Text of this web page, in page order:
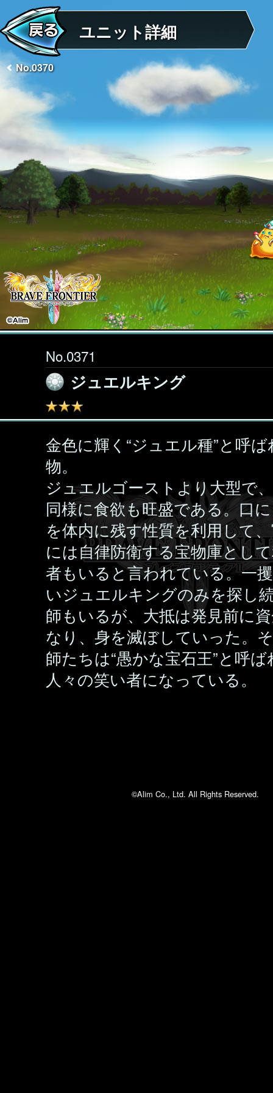
ユニット詳細
No.0370
No.0371
ジュエルキング
金色に輝く“ジュエル種”と呼
物。
ジュエルゴーストより大型で
同様に食欲も旺盛である。口
を体内に残す性質を利用して
には自律防衛する宝物庫とし
者もいると言われている。一
いジュエルキングのみを探し
師もいるが、大抵は発見前に
なり、身を滅ぼしていった。
師たちは“愚かな宝石王”と呼
人々の笑い者になっている。
©Alim Co., Ltd. All Rights Reserved.